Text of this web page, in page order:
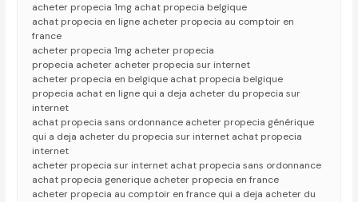
acheter propecia 1mg achat propecia belgique
achat propecia en ligne acheter propecia au comptoir en
france
acheter propecia 1mg acheter propecia
propecia acheter acheter propecia sur internet
acheter propecia en belgique achat propecia belgique
propecia achat en ligne qui a deja acheter du propecia sur
internet
achat propecia sans ordonnance acheter propecia générique
qui a deja acheter du propecia sur internet achat propecia
internet
acheter propecia sur internet achat propecia sans ordonnance
achat propecia generique acheter propecia en france
acheter propecia au comptoir en france qui a deja acheter du